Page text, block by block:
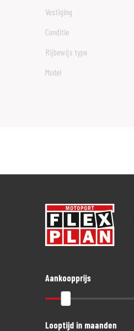
Vestiging
Conditie
Rijbewijs type
Model
Aankoopprijs
Looptijd in maanden